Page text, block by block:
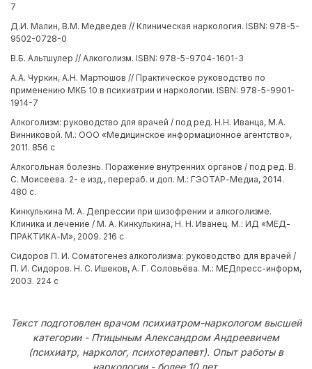
7
Д.И. Малин, В.М. Медведев // Клиническая наркология. ISBN: 978-5-
9502-0728-0
В.Б. Альтшулер // Алкоголизм. ISBN: 978-5-9704-1601-3
А.А. Чуркин, А.Н. Мартюшов // Практическое руководство по
применению МКБ 10 в психиатрии и наркологии. ISBN: 978-5-9901-
1914-7
Алкоголизм: руководство для врачей / под ред. Н.Н. Иванца, М.А.
Винниковой. М.: ООО «Медицинское информационное агентство»,
2011. 856 с
Алкогольная болезнь. Поражение внутренних органов / под ред. В.
С. Моисеева. 2- е изд., перераб. и доп. М.: ГЭОТАР-Медиа, 2014.
480 с.
Кинкулькина М. А. Депрессии при шизофрении и алкоголизме.
Клиника и лечение / М. А. Кинкулькина, Н. Н. Иванец. М.: ИД «МЕД-
ПРАКТИКА-М», 2009. 216 с
Сидоров П. И. Соматогенез алкоголизма: руководство для врачей /
П. И. Сидоров. Н. С. Ишеков, А. Г. Соловьёва. М.: МЕДпресс-информ,
2003. 224 с
Текст подготовлен врачом психиатром-наркологом высшей
категории - Птицыным Александром Андреевичем
(психиатр, нарколог, психотерапевт). Опыт работы в
наркологии - более 10 лет.